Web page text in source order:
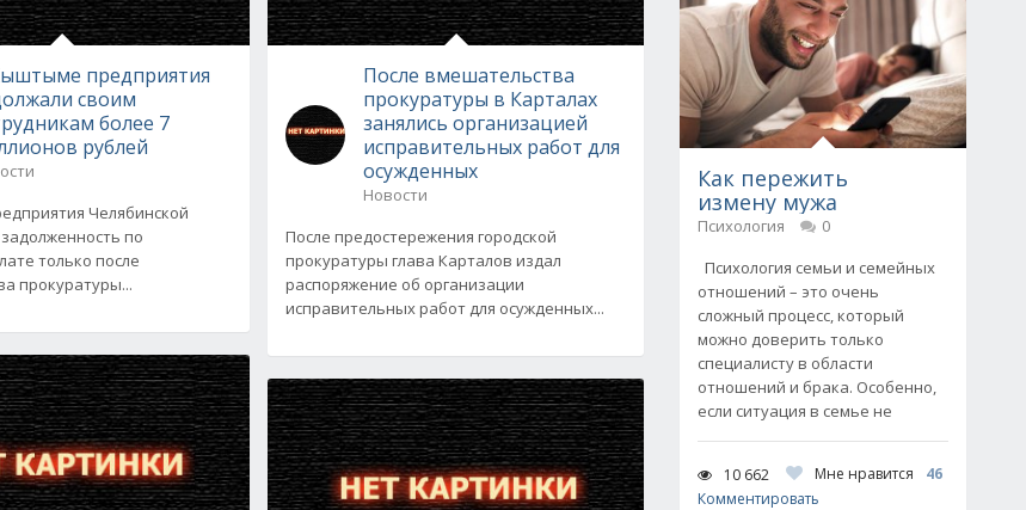
предприятия
своим
более 7
рублей
Челябинской
задолженность по
только после
прокуратуры...
После вмешательства
прокуратуры в Карталах
занялись организацией
исправительных работ для
осужденных
Новости
После предостережения городской
прокуратуры глава Карталов издал
распоряжение об организации
исправительных работ для осужденных...
Как пережить
измену мужа
Психология
0
Психология семьи и семейных
отношений – это очень
сложный процесс, который
можно доверить только
специалисту в области
отношений и брака. Особенно,
если ситуация в семье не
10 662 Мне нравится
46
Комментировать